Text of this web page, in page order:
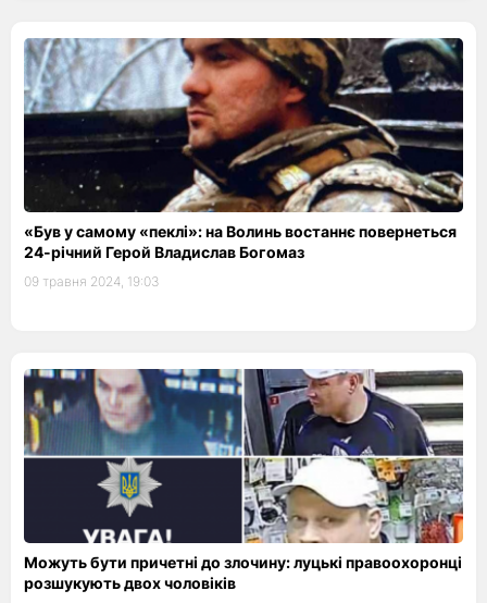
«Був у самому «пеклі»: на Волинь востаннє повернеться
24-річний Герой Владислав Богомаз
09 травня 2024, 19:03
Можуть бути причетні до злочину: луцькі правоохоронці
розшукують двох чоловіків